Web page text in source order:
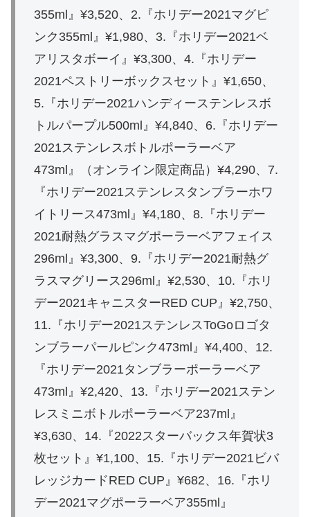
355ml』¥3,520、2.『ホリデー2021マグピ
ンク355ml』¥1,980、3.『ホリデー2021ベ
アリスタボーイ』¥3,300、4.『ホリデー
2021ペストリーボックスセット』¥1,650、
5.『ホリデー2021ハンディーステンレスボ
トルパープル500ml』¥4,840、6.『ホリデー
2021ステンレスボトルポーラーベア
473ml』（オンライン限定商品）¥4,290、7.
『ホリデー2021ステンレスタンブラーホワ
イトリース473ml』¥4,180、8.『ホリデー
2021耐熱グラスマグポーラーベアフェイス
296ml』¥3,300、9.『ホリデー2021耐熱グ
ラスマグリース296ml』¥2,530、10.『ホリ
デー2021キャニスターRED CUP』¥2,750、
11.『ホリデー2021ステンレスToGoロゴタ
ンブラーパールピンク473ml』¥4,400、12.
『ホリデー2021タンブラーポーラーベア
473ml』¥2,420、13.『ホリデー2021ステン
レスミニボトルポーラーベア237ml』
¥3,630、14.『2022スターバックス年賀状3
枚セット』¥1,100、15.『ホリデー2021ビバ
レッジカードRED CUP』¥682、16.『ホリ
デー2021マグポーラーベア355ml』